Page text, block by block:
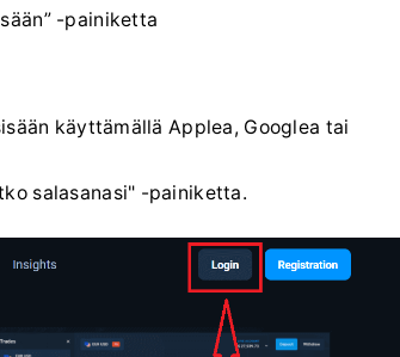
-painiketta
käyttämällä Applea, Googlea tai
salasanasi" -painiketta.